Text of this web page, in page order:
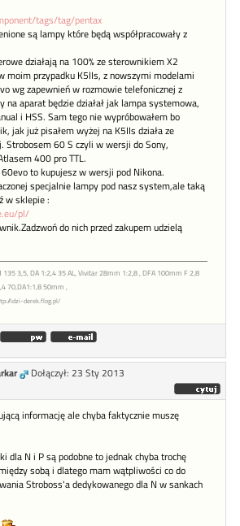
tags/tag/pentax
są lampy które będą współpracowały z
działają na 100% ze sterownikiem X2
moim przypadku K5IIs, z nowszymi modelami
wg zapewnień w rozmowie telefonicznej z
na aparat będzie działał jak lampa systemowa,
i HSS. Sam tego nie wypróbowałem bo
jak już pisałem wyżej na K5IIs działa ze
60 S czyli w wersji do Sony,
400 pro TTL.
to kupujesz w wersji pod Nikona.
specjalnie lampy pod nasz system,ale taką
w sklepie :
pl/
do nich przed zakupem udzielą
3,5, DA 1:2,4 35 AL, Vivitar 28mm 1:2,8 , DFA 100mm F 2,8
70,DA1:1,8 50mm ,
idzi-derek.flog.pl/
Dołączył: 23 Sty 2013
informację ale chyba faktycznie muszę
dla N i P są podobne to jednak chyba trochę
sobą i dlatego mam wątpliwości co do
Stroboss'a dedykowanego dla N w sankach